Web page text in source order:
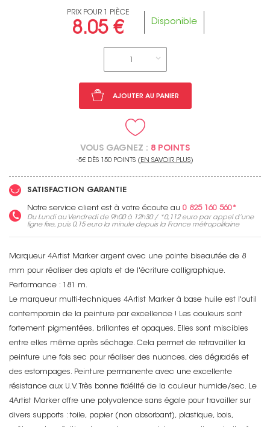
PRIX POUR 1 PIÈCE
8.05 € Disponible
AJOUTER AU PANIER
VOUS GAGNEZ : 8 POINTS
-5€ DÈS 150 POINTS ( EN SAVOIR PLUS)
SATISFACTION GARANTIE
Notre service client est à votre écoute au 0 825 160 560*
Du Lundi au Vendredi de 9h00 à 12h30 / *0,112 europar appel d’une
ligne fixe, puis 0,15 eurola minute depuis la France métropolitaine
Marqueur 4Artist Marker argent avec une pointe biseautée de 8
mm pour réaliser des aplats et de l'écriture calligraphique.
Performance : 181 m.
Le marqueur multi-techniques 4Artist Marker à base huile est l'outil
contemporain de la peinture par excellence ! Les couleurs sont
fortement pigmentées, brillantes et opaques. Elles sont miscibles
entre elles même après séchage. Cela permet de retravailler la
peinture une fois sec pour réaliser des nuances, des dégradés et
des estompages. Peinture permanente avec une excellente
résistance aux U.V. Très bonne fidélité de la couleur humide/sec. Le
4Artist Marker offre une polyvalence sans égale pour travailler sur
divers supports : toile, papier (non absorbant), plastique, bois,